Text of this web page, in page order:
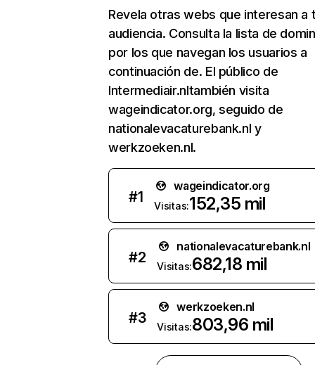
Revela otras webs que interesan a
audiencia. Consulta la lista de
por los que navegan los usuarios a
continuación de. El público de
Intermediair.nltambién visita
wageindicator.org, seguido de
nationalevacaturebank.nl y
werkzoeken.nl.
#1
wageindicator.org
Visitas:152,35 mil
#2
nationalevacaturebank.nl
Visitas:682,18 mil
#3
werkzoeken.nl
Visitas:803,96 mil